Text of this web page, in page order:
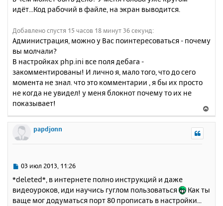
идёт...Код рабочий в файле, на экран выводится.
Добавлено спустя 15 часов 18 минут 36 секунд:
Администрация, можно у Вас поинтересоваться - почему
вы молчали?
В настройках php.ini все поля дебага -
закомментированы! И лично я, мало того, что до сего
момента не знал. что это комментарии , я бы их просто
не когда не увидел! у меня блокнот почему то их не
показывает!
е
papdjonn
С
о
б
щ
03 июл 2013, 11:26
*deleted*, в интернете полно инструкций и даже
видеоуроков, иди научись гуглом пользоваться
Как ты
ваще мог додуматься порт 80 прописать в настройки...